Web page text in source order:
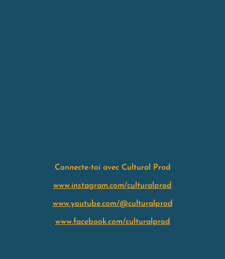
Connecte-toi avec Cultural Prod
www.instagram.com/culturalprod
www.youtube.com/@culturalprod
www.facebook.com/culturalprod